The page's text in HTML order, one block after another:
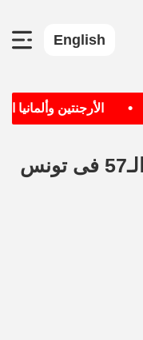
English
الأرجنتين وألمانيا
لطيفة تحتفل بعيد الجلاء الـ57 فى تونس